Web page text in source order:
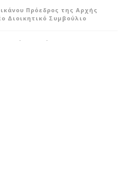
Πρόεδρος της Αρχής
Διοικητικό Συμβούλιο
Πρόεδρος του